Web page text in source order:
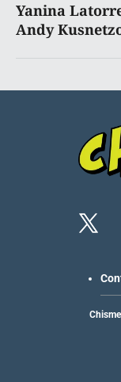
Yanina
Andy
Chisme